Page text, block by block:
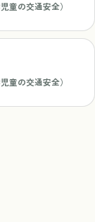
童の交通安全）
童の交通安全）